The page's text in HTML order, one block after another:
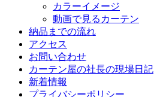
カラーイメージ
動画で見るカーテン
納品までの流れ
アクセス
お問い合わせ
カーテン屋の社長の現場日記
新着情報
プライバシーポリシー